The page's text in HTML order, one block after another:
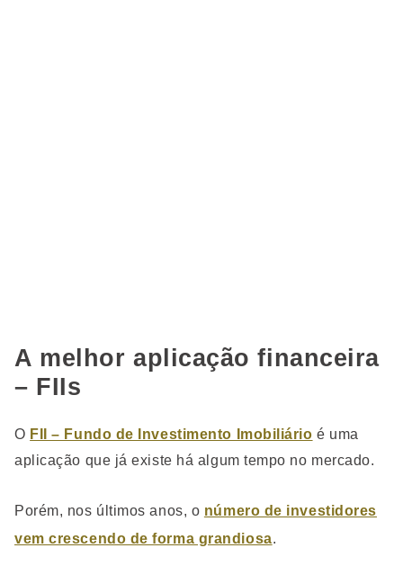
A melhor aplicação financeira
– FIIs
O FII – Fundo de Investimento Imobiliário é uma
aplicação que já existe há algum tempo no mercado.
Porém, nos últimos anos, o número de investidores
vem crescendo de forma grandiosa.